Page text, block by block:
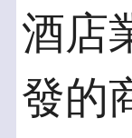
酒店
發的